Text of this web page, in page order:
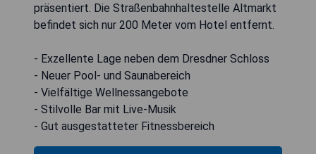
präsentiert. Die Straßenbahnhaltestelle Altmarkt
befindet sich nur 200 Meter vom Hotel entfernt.
- Exzellente Lage neben dem Dresdner Schloss
- Neuer Pool- und Saunabereich
- Vielfältige Wellnessangebote
- Stilvolle Bar mit Live-Musik
- Gut ausgestatteter Fitnessbereich